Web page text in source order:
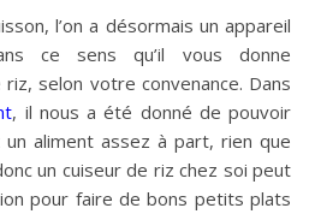
l’on a désormais un appareil
ce sens qu’il vous donne
selon votre convenance. Dans
, il nous a été donné de pouvoir
aliment assez à part, rien que
un cuiseur de riz chez soi peut
pour faire de bons petits plats